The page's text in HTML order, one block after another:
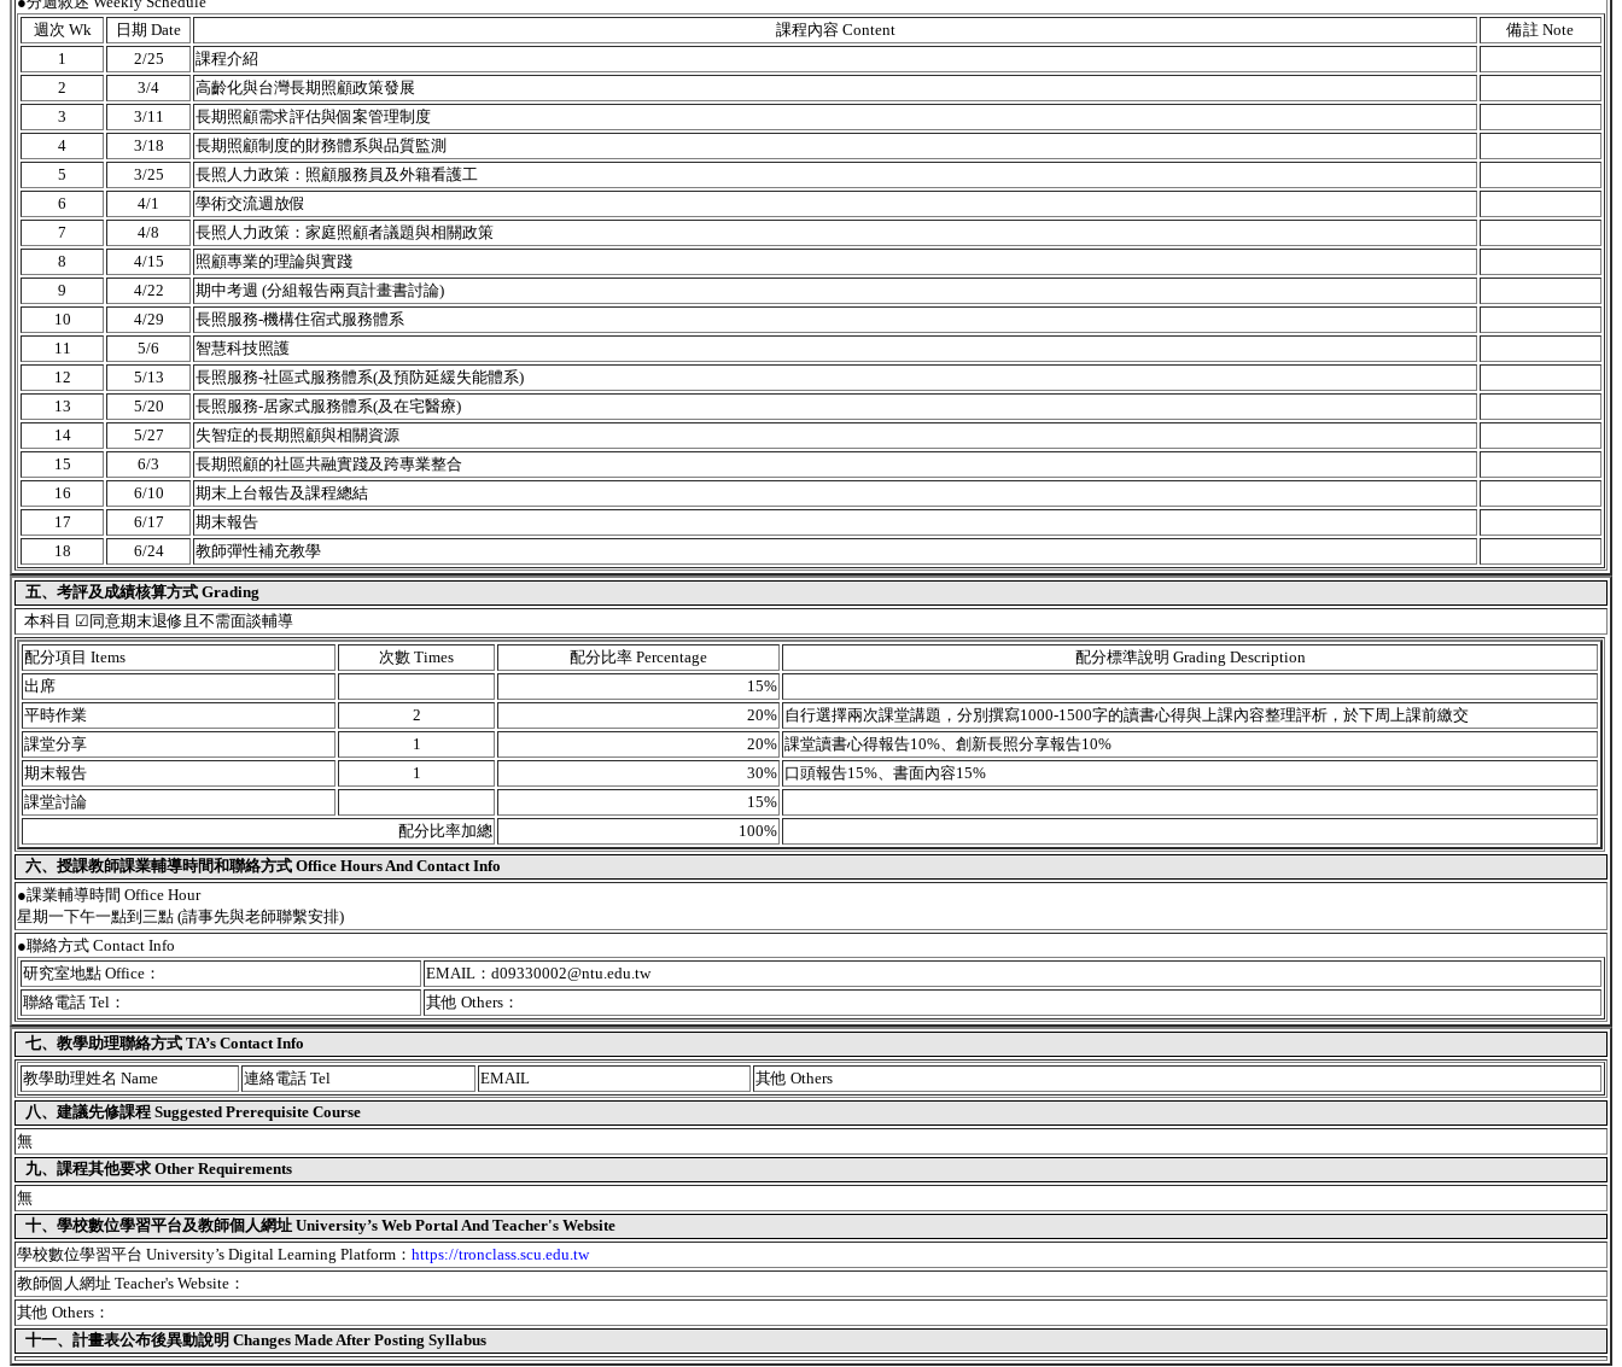
週次 Wk
日期 Date 課程內容 Content
備註 Note
1
2/25
課程介紹
2
3/4
高齡化與台灣長期照顧政策發展
3
3/11
長期照顧需求評估與個案管理制度
4
3/18
長期照顧制度的財務體系與品質監測
5
3/25
長照人力政策：照顧服務員及外籍看護工
6
4/1
學術交流週放假
7
4/8
長照人力政策：家庭照顧者議題與相關政策
8
4/15
照顧專業的理論與實踐
9
4/22
期中考週 (分組報告兩頁計畫書討論)
10
4/29
長照服務-機構住宿式服務體系
11
5/6
智慧科技照護
12
5/13
長照服務-社區式服務體系(及預防延緩失能體系)
13
5/20
長照服務-居家式服務體系(及在宅醫療)
14
5/27
失智症的長期照顧與相關資源
15
6/3
長期照顧的社區共融實踐及跨專業整合
16
6/10
期末上台報告及課程總結
17
6/17
期末報告
18
6/24 教師彈性補充教學
五、考評及成績核算方式 Grading
本科目 ☑同意期末退修且不需面談輔導
配分項目 Items
次數 Times 配分比率 Percentage
配分標準說明 Grading Description
出席
15%
平時作業
2 20% 自行選擇兩次課堂講題，分別撰寫1000-1500字的讀書心得與上課內容整理評析，於下周上課前繳交
課堂分享
1 20% 課堂讀書心得報告10%、創新長照分享報告10%
期末報告
1 30% 口頭報告15%、書面內容15%
課堂討論
15%
配分比率加總
100%
六、授課教師課業輔導時間和聯絡方式 Office Hours And Contact Info
●課業輔導時間 Office Hour
星期一下午一點到三點 (請事先與老師聯繫安排)
●聯絡方式 Contact Info
研究室地點 Office：
EMAIL：d09330002@ntu.edu.tw
聯絡電話 Tel：
其他 Others：
七、教學助理聯絡方式 TA’s Contact Info
教學助理姓名 Name
連絡電話 Tel EMAIL
其他 Others
八、建議先修課程 Suggested Prerequisite Course
無
九、課程其他要求 Other Requirements
無
十、學校數位學習平台及教師個人網址 University’s Web Portal And Teacher's Website
學校數位學習平台 University’s Digital Learning Platform： https://tronclass.scu.edu.tw
教師個人網址 Teacher's Website：
其他 Others：
十一、 計畫表公布後異動說明 Changes Made After Posting Syllabus